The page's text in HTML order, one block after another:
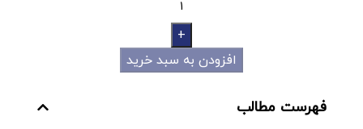
افزودن به سبد خرید
فهرست مطالب